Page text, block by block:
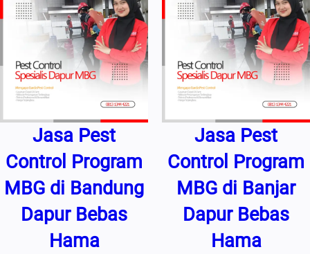
Jasa Pest
Control Program
MBG di Bandung
Dapur Bebas
Hama
Jasa Pest
Control Program
MBG di Banjar
Dapur Bebas
Hama